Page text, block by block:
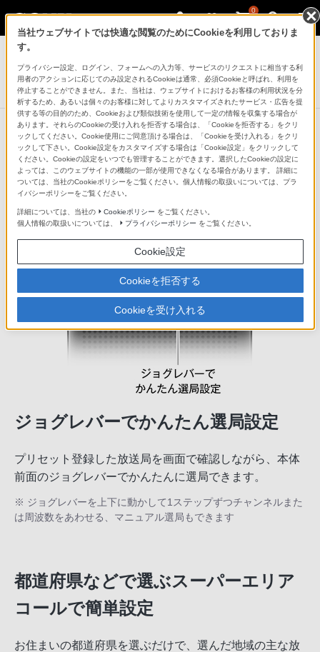
0
ラジオ／CDラジオ・ラジカセ
ワンセグTV音声/FMステレオ/AMラジオ
XDR-64TV
ジョグレバーでかんたん選局設定
プリセット登録した放送局を画面で確認しながら、本体
前面のジョグレバーでかんたんに選局できます。
※ ジョグレバーを上下に動かして1ステップずつチャンネルまた
は周波数をあわせる、マニュアル選局もできます
都道府県などで選ぶスーパーエリア
コールで簡単設定
お住まいの都道府県を選ぶだけで、選んだ地域の主な放
当社ウェブサイトでは快適な閲覧のためにCookieを利用しておりま
す。
プライバシー設定、ログイン、フォームへの入力等、サービスのリクエストに相当する利
用者のアクションに応じてのみ設定されるCookieは通常、必須Cookieと呼ばれ、利用を
停止することができません。また、当社は、ウェブサイトにおけるお客様の利用状況を分
析するため、あるいは個々のお客様に対してよりカスタマイズされたサービス・広告を提
供する等の目的のため、Cookieおよび類似技術を使用して一定の情報を収集する場合が
あります。それらのCookieの受け入れを拒否する場合は、「Cookieを拒否する」をクリ
ックしてください。Cookie使用にご同意頂ける場合は、「Cookieを受け入れる」をクリ
ックして下さい。Cookie設定をカスタマイズする場合は「Cookie設定」をクリックして
ください。Cookieの設定をいつでも管理することができます。選択したCookieの設定に
よっては、このウェブサイトの機能の一部が使用できなくなる場合があります。 詳細に
ついては、当社のCookieポリシーをご覧ください。個人情報の取扱いについては、プラ
イバシーポリシーをご覧ください。
詳細については、当社の Cookieポリシー をご覧ください。
個人情報の取扱いについては、
プライバシーポリシー をご覧ください。
Cookie設定
Cookieを拒否する
Cookieを受け入れる